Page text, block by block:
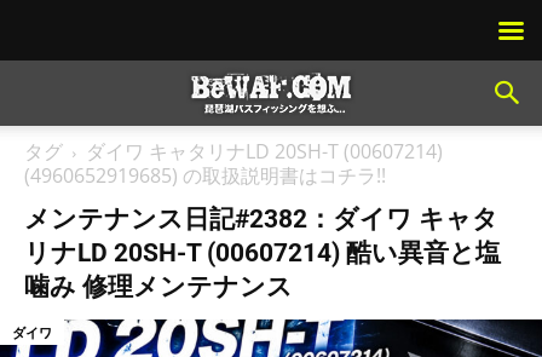
タグ
ダイワ キャタリナLD 20SH-T (00607214)
(4960652919685) の取扱説明書はコチラ!!
メンテナンス日記#2382：ダイワ キャタ
リナLD 20SH-T (00607214) 酷い異音と塩
噛み 修理メンテナンス
ダイワ